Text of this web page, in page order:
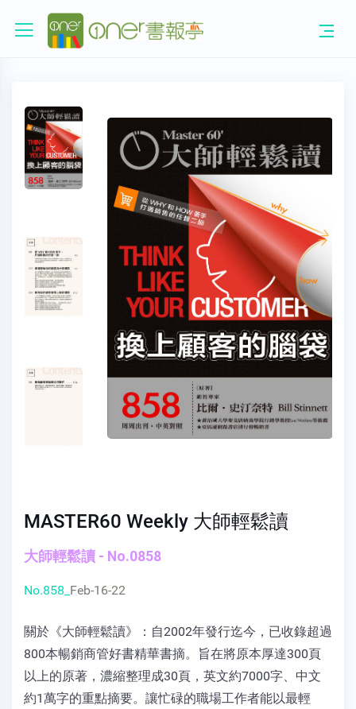
MASTER60 Weekly 大師輕鬆讀
大師輕鬆讀 - No.0858
No.858_ Feb-16-22
關於《大師輕鬆讀》：自2002年發行迄今，已收錄超過
800本暢銷商管好書精華書摘。旨在將原本厚達300頁
以上的原著，濃縮整理成30頁，英文約7000字、中文
約1萬字的重點摘要。讓忙碌的職場工作者能以最輕